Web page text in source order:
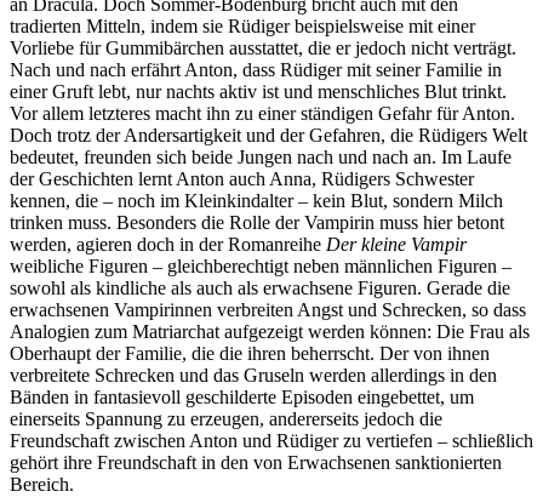
an Dracula. Doch Sommer-Bodenburg bricht auch mit den
tradierten Mitteln, indem sie Rüdiger beispielsweise mit einer
Vorliebe für Gummibärchen ausstattet, die er jedoch nicht verträgt.
Nach und nach erfährt Anton, dass Rüdiger mit seiner Familie in
einer Gruft lebt, nur nachts aktiv ist und menschliches Blut trinkt.
Vor allem letzteres macht ihn zu einer ständigen Gefahr für Anton.
Doch trotz der Andersartigkeit und der Gefahren, die Rüdigers Welt
bedeutet, freunden sich beide Jungen nach und nach an. Im Laufe
der Geschichten lernt Anton auch Anna, Rüdigers Schwester
kennen, die – noch im Kleinkindalter – kein Blut, sondern Milch
trinken muss. Besonders die Rolle der Vampirin muss hier betont
werden, agieren doch in der Romanreihe Der kleine Vampir
weibliche Figuren – gleichberechtigt neben männlichen Figuren –
sowohl als kindliche als auch als erwachsene Figuren. Gerade die
erwachsenen Vampirinnen verbreiten Angst und Schrecken, so dass
Analogien zum Matriarchat aufgezeigt werden können: Die Frau als
Oberhaupt der Familie, die die ihren beherrscht. Der von ihnen
verbreitete Schrecken und das Gruseln werden allerdings in den
Bänden in fantasievoll geschilderte Episoden eingebettet, um
einerseits Spannung zu erzeugen, andererseits jedoch die
Freundschaft zwischen Anton und Rüdiger zu vertiefen – schließlich
gehört ihre Freundschaft in den von Erwachsenen sanktionierten
Bereich.